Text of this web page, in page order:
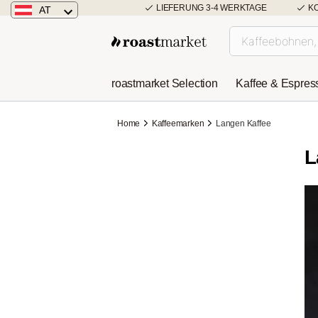
LIEFERUNG 3-4 WERKTAGE
AT
Niederlande
roastmarket Selection Kaffee &
Home Kaffeemarken Langen Kaffee